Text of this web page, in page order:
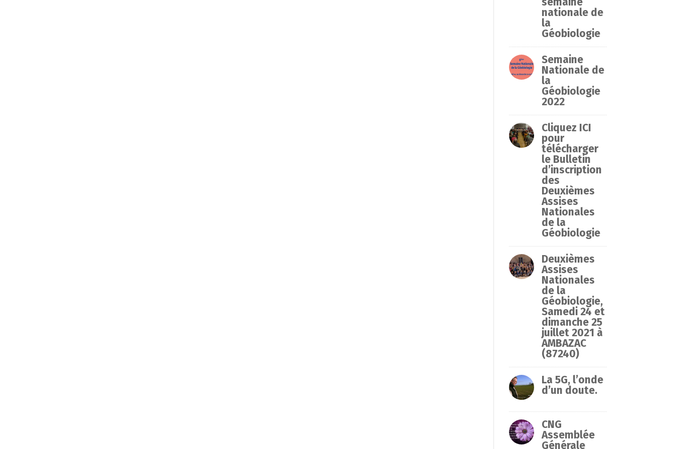
nationale de
la
Géobiologie
Semaine
Nationale de
la
Géobiologie
2022
Cliquez ICI
pour
télécharger
le Bulletin
d’inscription
des
Deuxièmes
Assises
Nationales
de la
Géobiologie
Deuxièmes
Assises
Nationales
de la
Géobiologie,
Samedi 24 et
dimanche 25
juillet 2021 à
AMBAZAC
(87240)
La 5G, l’onde
d’un doute.
CNG
Assemblée
Générale